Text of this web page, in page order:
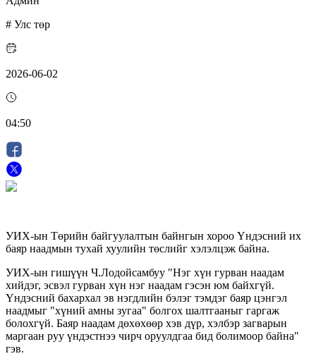
# Улс төр
2026-06-02
04:50
УИХ-ын Төрийн байгуулалтын байнгын хороо Үндэсний их
баяр наадмын тухай хуулийн төслийг хэлэлцэж байна.
УИХ-ын гишүүн Ч.Лодойсамбуу "Нэг хүн гурван наадам
хийдэг, эсвэл гурван хүн нэг наадам гэсэн юм байхгүй.
Үндэсний бахархал эв нэгдлийн бэлэг тэмдэг баяр цэнгэл
наадмыг "хүний амны зугаа" болгох шалтгааныг гаргаж
болохгүй. Баяр наадам дөхөхөөр хэв дүр, хэлбэр загварын
маргаан руу үндэстнээ чирч оруулдгаа бид болимоор байна"
гэв.